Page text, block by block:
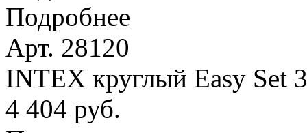
Подробнее
Арт. 28120
INTEX круглый Easy Set
4 404 руб.